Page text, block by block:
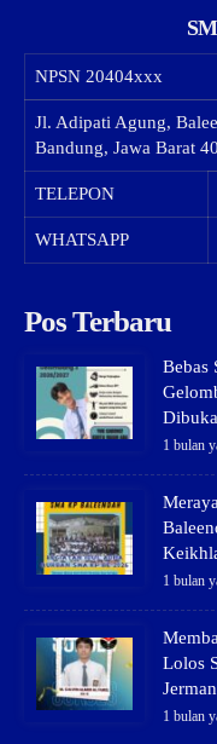
NPSN 20404xxx
Jl. Adipati Agung,
Bandung, Jawa Barat
TELEPON
WHATSAPP
Pos Terbaru
Bebas
1 bulan
1 bulan
Lolos
1 bulan